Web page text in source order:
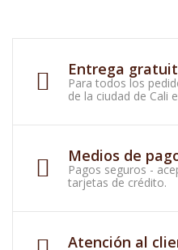
Entrega
Para todos los
de la ciudad de Cali
Medios de
Pagos seguros -
tarjetas de crédito.
Atención al